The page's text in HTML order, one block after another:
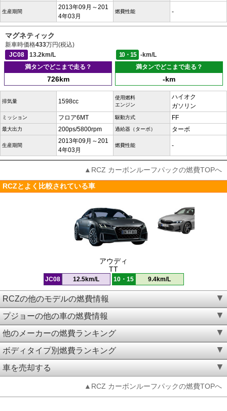
生産期間
2013年09月～201
4年03月
燃費性能 -
マグネティック
新車時価格433万円(税込)
JC08
13.2km/L 10・15
-km/L
満タンでどこまで走る？
726km
満タンでどこまで走る？
-km
排気量 1598cc
使用燃料
エンジン
ハイオク
ガソリン
ミッション フロア6MT 駆動方式 FF
最大出力 200ps/5800rpm 過給器（ターボ） ターボ
生産期間
2013年09月～201
4年03月
燃費性能 -
▲RCZ カーボンルーフパックの燃費TOPへ
RCZとよく比較されている車
アウディ
TT
JC08 12.5km/L 10・15 9.4km/L
RCZの他のモデルの燃費情報
プジョーの他の車の燃費情報
他のメーカーの燃費ランキング
ボディタイプ別燃費ランキング
車を売却する
▲RCZ カーボンルーフパックの燃費TOPへ